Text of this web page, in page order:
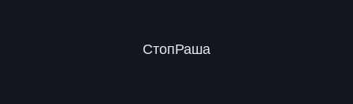
СтопРаша